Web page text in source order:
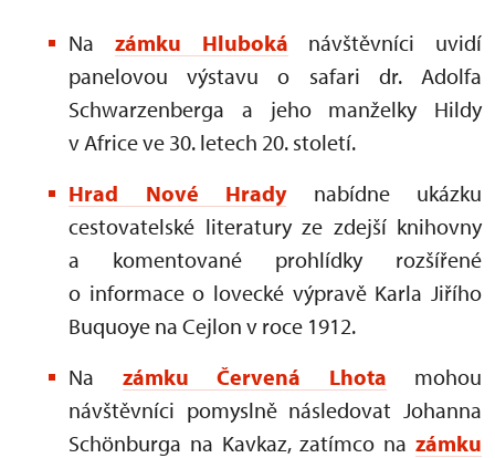
Na zámku Hluboká návštěvníci uvidí
panelovou výstavu o safari dr. Adolfa
Schwarzenberga a jeho manželky Hildy
v Africe ve 30. letech 20. století.
Hrad Nové Hradynabídne ukázku
cestovatelské literatury ze zdejší knihovny
a komentované prohlídky rozšířené
o informace o lovecké výpravě Karla Jiřího
Buquoye na Cejlon v roce 1912.
Na zámku Červená Lhota mohou
návštěvníci pomyslně následovat Johanna
Schönburga na Kavkaz, zatímco na zámku